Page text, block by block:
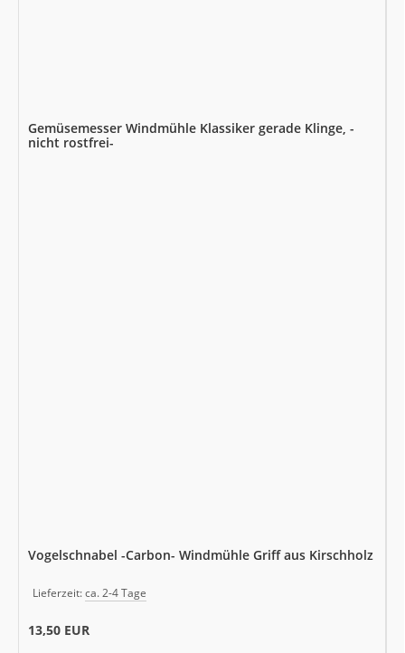
Gemüsemesser Windmühle Klassiker gerade Klinge, -
nicht rostfrei-
Vogelschnabel -Carbon- Windmühle Griff aus Kirschholz
Lieferzeit:ca. 2-4 Tage
13,50 EUR